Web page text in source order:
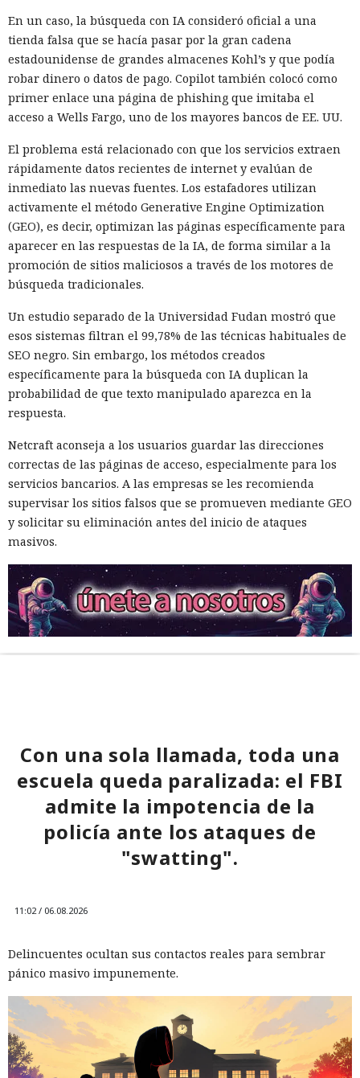
En un caso, la búsqueda con IA consideró oficial a una
tienda falsa que se hacía pasar por la gran cadena
estadounidense de grandes almacenes Kohl’s y que podía
robar dinero o datos de pago. Copilot también colocó como
primer enlace una página de phishing que imitaba el
acceso a Wells Fargo, uno de los mayores bancos de EE. UU.
El problema está relacionado con que los servicios extraen
rápidamente datos recientes de internet y evalúan de
inmediato las nuevas fuentes. Los estafadores utilizan
activamente el método Generative Engine Optimization
(GEO), es decir, optimizan las páginas específicamente para
aparecer en las respuestas de la IA, de forma similar a la
promoción de sitios maliciosos a través de los motores de
búsqueda tradicionales.
Un estudio separado de la Universidad Fudan mostró que
esos sistemas filtran el 99,78% de las técnicas habituales de
SEO negro. Sin embargo, los métodos creados
específicamente para la búsqueda con IA duplican la
probabilidad de que texto manipulado aparezca en la
respuesta.
Netcraft aconseja a los usuarios guardar las direcciones
correctas de las páginas de acceso, especialmente para los
servicios bancarios. A las empresas se les recomienda
supervisar los sitios falsos que se promueven mediante GEO
y solicitar su eliminación antes del inicio de ataques
masivos.
Con una sola llamada, toda una
escuela queda paralizada: el FBI
admite la impotencia de la
policía ante los ataques de
"swatting".
11:02 / 06.08.2026
Delincuentes ocultan sus contactos reales para sembrar
pánico masivo impunemente.